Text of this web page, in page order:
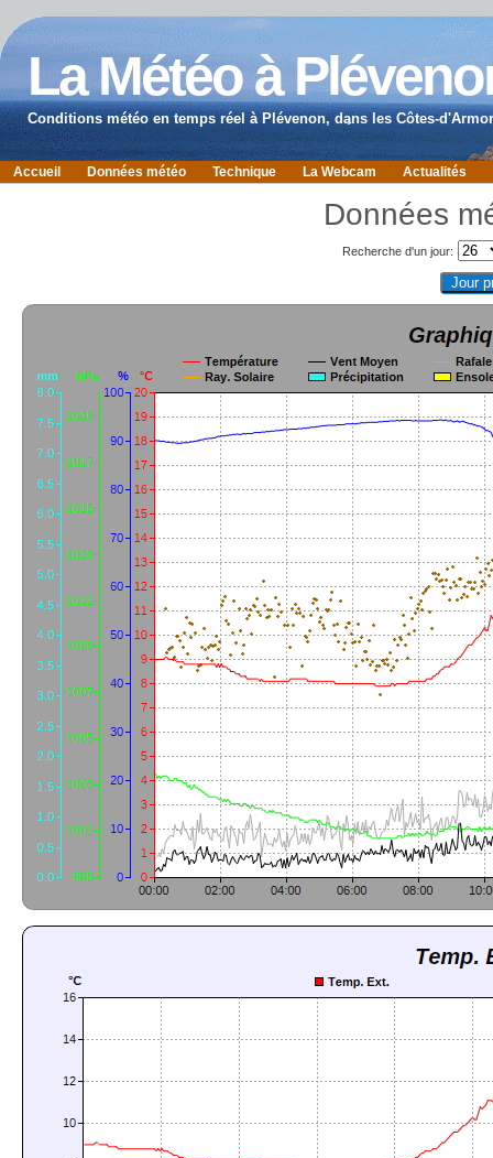
La Météo à
Conditions météo en temps réel à Plévenon, dans les Côtes-
Accueil Données météo Technique La Webcam Actualités
Données
Recherche d'un jour: